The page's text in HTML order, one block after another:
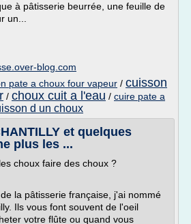
à pâtisserie beurrée, une feuille de
un...
blog.com
pate a choux four vapeur / cuisson
/ choux cuit a l'eau / cuire pate a
d un choux
et quelques
plus les ...
choux faire des choux ?
la pâtisserie française, j'ai nommé
Ils vous font souvent de l'oeil
votre flûte ou quand vous